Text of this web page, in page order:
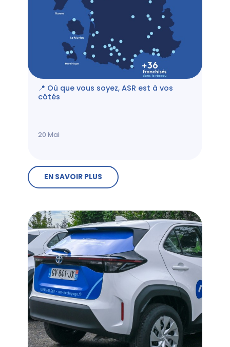
📍 Où que vous soyez, ASR est à vos
côtés
20 Mai
EN SAVOIR PLUS